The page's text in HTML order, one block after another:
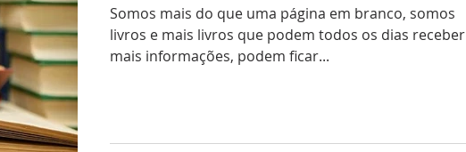
Somos mais do que uma página em branco, somos
livros e mais livros que podem todos os dias receber
mais informações, podem ficar...